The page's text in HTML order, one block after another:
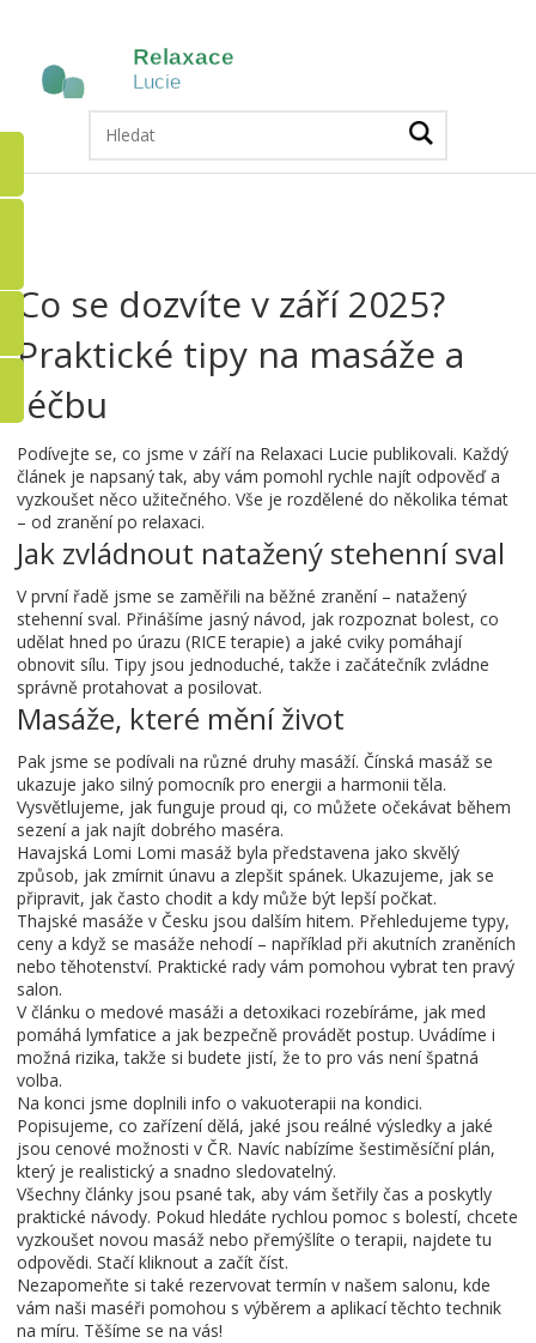
Co se dozvíte v září 2025?
Praktické tipy na masáže a
léčbu
Podívejte se, co jsme v září na Relaxaci Lucie publikovali. Každý
článek je napsaný tak, aby vám pomohl rychle najít odpověď a
vyzkoušet něco užitečného. Vše je rozdělené do několika témat
– od zranění po relaxaci.
Jak zvládnout natažený stehenní sval
V první řadě jsme se zaměřili na běžné zranění – natažený
stehenní sval. Přinášíme jasný návod, jak rozpoznat bolest, co
udělat hned po úrazu (RICE terapie) a jaké cviky pomáhají
obnovit sílu. Tipy jsou jednoduché, takže i začátečník zvládne
správně protahovat a posilovat.
Masáže, které mění život
Pak jsme se podívali na různé druhy masáží. Čínská masáž se
ukazuje jako silný pomocník pro energii a harmonii těla.
Vysvětlujeme, jak funguje proud qi, co můžete očekávat během
sezení a jak najít dobrého maséra.
Havajská Lomi Lomi masáž byla představena jako skvělý
způsob, jak zmírnit únavu a zlepšit spánek. Ukazujeme, jak se
připravit, jak často chodit a kdy může být lepší počkat.
Thajské masáže v Česku jsou dalším hitem. Přehledujeme typy,
ceny a když se masáže nehodí – například při akutních zraněních
nebo těhotenství. Praktické rady vám pomohou vybrat ten pravý
salon.
V článku o medové masáži a detoxikaci rozebíráme, jak med
pomáhá lymfatice a jak bezpečně provádět postup. Uvádíme i
možná rizika, takže si budete jistí, že to pro vás není špatná
volba.
Na konci jsme doplnili info o vakuoterapii na kondici.
Popisujeme, co zařízení dělá, jaké jsou reálné výsledky a jaké
jsou cenové možnosti v ČR. Navíc nabízíme šestiměsíční plán,
který je realistický a snadno sledovatelný.
Všechny články jsou psané tak, aby vám šetřily čas a poskytly
praktické návody. Pokud hledáte rychlou pomoc s bolestí, chcete
vyzkoušet novou masáž nebo přemýšlíte o terapii, najdete tu
odpovědi. Stačí kliknout a začít číst.
Nezapomeňte si také rezervovat termín v našem salonu, kde
vám naši maséři pomohou s výběrem a aplikací těchto technik
na míru. Těšíme se na vás!